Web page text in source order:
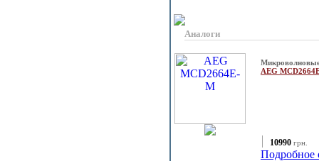
Аналоги
AEG
10990 грн.
Подробное